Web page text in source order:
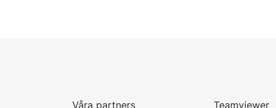
Våra partners Teamviewer